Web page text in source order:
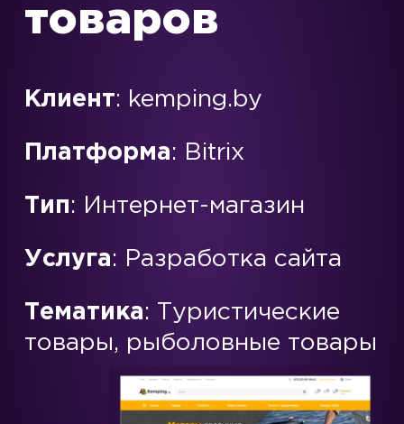
товаров
Клиент: kemping.by
Платформа: Bitrix
Тип: Интернет-магазин
Услуга: Разработка сайта
Тематика: Туристические
товары, рыболовные товары